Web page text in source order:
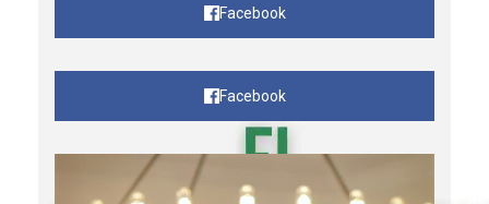
Facebook
Facebook